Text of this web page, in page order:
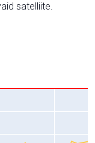
satelliite.